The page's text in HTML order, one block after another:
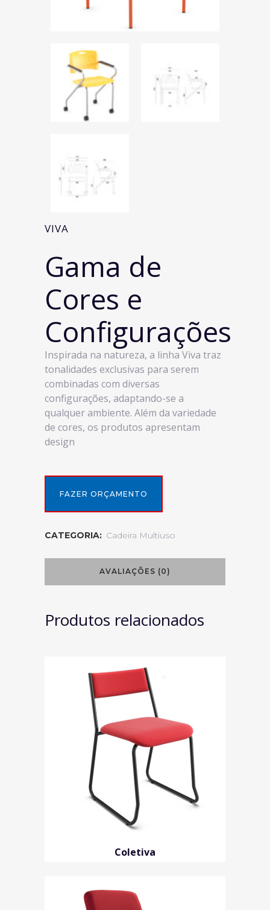
VIVA
Gama de
Cores e
Configurações
Inspirada na natureza, a linha Viva traz
tonalidades exclusivas para serem
combinadas com diversas
configurações, adaptando-se a
qualquer ambiente. Além da variedade
de cores, os produtos apresentam
design
FAZER ORÇAMENTO
CATEGORIA: Cadeira Multiuso
AVALIAÇÕES (0)
Produtos relacionados
Coletiva